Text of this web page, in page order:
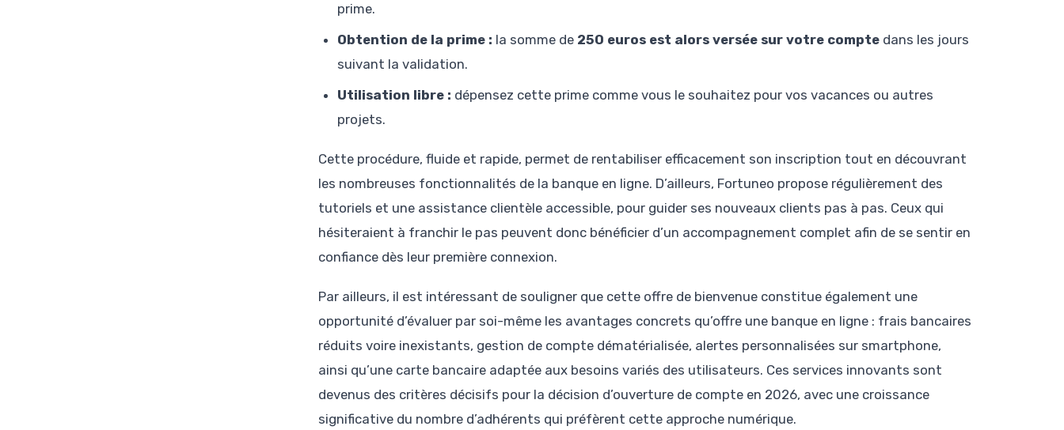
prime.
Obtention de la prime : la somme de 250 euros est alors versée sur votre compte dans les jours
suivant la validation.
Utilisation libre : dépensez cette prime comme vous le souhaitez pour vos vacances ou autres
projets.
Cette procédure, fluide et rapide, permet de rentabiliser efficacement son inscription tout en découvrant
les nombreuses fonctionnalités de la banque en ligne. D’ailleurs, Fortuneo propose régulièrement des
tutoriels et une assistance clientèle accessible, pour guider ses nouveaux clients pas à pas. Ceux qui
hésiteraient à franchir le pas peuvent donc bénéficier d’un accompagnement complet afin de se sentir en
confiance dès leur première connexion.
Par ailleurs, il est intéressant de souligner que cette offre de bienvenue constitue également une
opportunité d’évaluer par soi-même les avantages concrets qu’offre une banque en ligne : frais bancaires
réduits voire inexistants, gestion de compte dématérialisée, alertes personnalisées sur smartphone,
ainsi qu’une carte bancaire adaptée aux besoins variés des utilisateurs. Ces services innovants sont
devenus des critères décisifs pour la décision d’ouverture de compte en 2026, avec une croissance
significative du nombre d’adhérents qui préfèrent cette approche numérique.